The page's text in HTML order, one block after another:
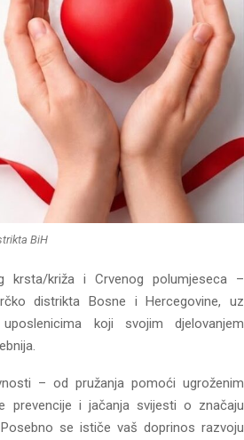
BiH
krsta/križa i Crvenog polumjeseca –
distrikta Bosne i Hercegovine, uz
koji svojim djelovanjem
– od pružanja pomoći ugroženim
prevencije i jačanja svijesti o značaju
se ističe vaš doprinos razvoju